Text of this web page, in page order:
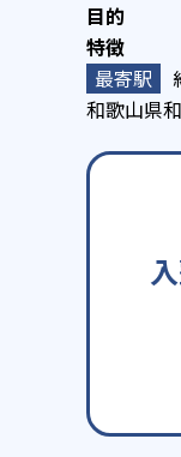
和歌山県